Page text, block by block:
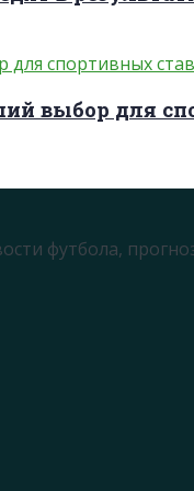
выбор для
футбола,